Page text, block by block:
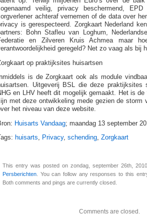
veilig, privacy beschermend,
achteraf vernemen of de data over
is gerespecteerd. Zorgkaart Nederland
Bohn Stafleu van Loghum,
en Zilveren Kruis Achmea maar
geregeld? Net zo vaag als bij
op praktijksites huisartsen
is de Zorgkaart ook als module
Uitgeverij BSL die deze praktijksites
en LHV heeft dit mogelijk gemaakt. Het is
met deze ontwikkeling mede gezien de storm
het niveau van deze website.
Huisarts Vandaag; maandag 13 september
Tags: huisarts, Privacy, schending, Zorgkaart
This entry was posted on zondag, september 26th,
Persberichten . You can follow any responses to this
Both comments and pings are currently closed.
Comments are closed.